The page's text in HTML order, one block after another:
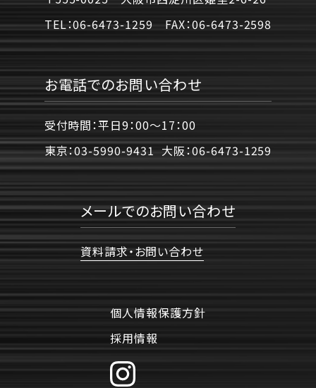
TEL：06-6473-1259 FAX：06-6473-2598
お電話でのお問い合わせ
受付時間：平日9：00〜17：00
東京：03-5990-9431 大阪：06-6473-1259
メールでのお問い合わせ
資料請求・お問い合わせ
個人情報保護方針
採用情報